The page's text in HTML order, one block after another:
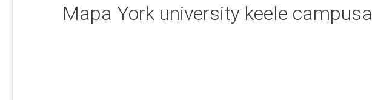
Mapa York university keele campusa